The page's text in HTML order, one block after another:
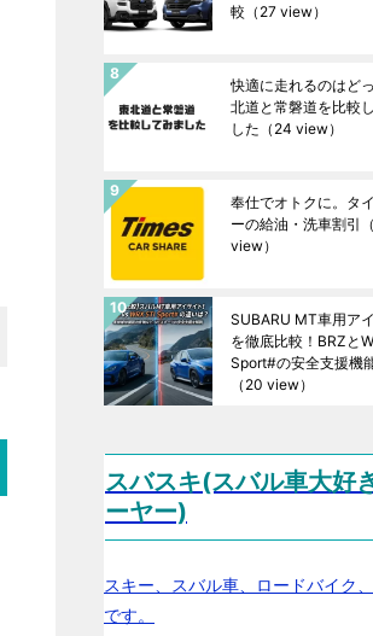
較 （27 view）
快適に走れるのはど
北道と常磐道を比較
した （24 view）
奉仕でオトクに。タ
ーの給油・洗車割引
view）
SUBARU MT車用ア
を徹底比較！BRZと
Sport#の安全支援機
（20 view）
スバスキ(スバル車大好
ーヤー)
スキー、スバル車、ロードバイク
です。